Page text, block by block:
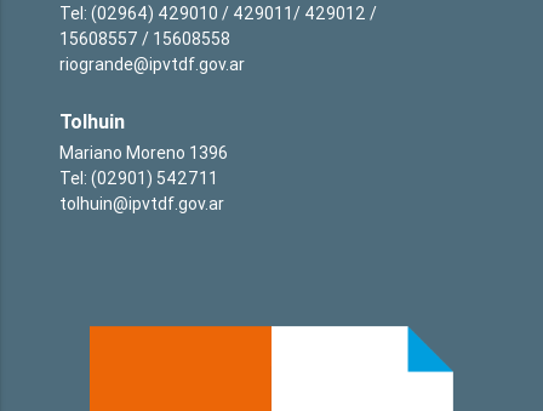
Tel: (02964) 429010 / 429011/ 429012 /
15608557 / 15608558
riogrande@ipvtdf.gov.ar
Tolhuin
Mariano Moreno 1396
Tel: (02901) 542711
tolhuin@ipvtdf.gov.ar